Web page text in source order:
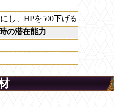
し、HPを500下げる
の潜在能力